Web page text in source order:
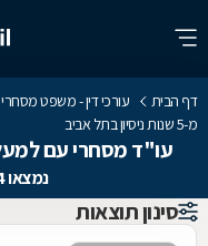
דף הבית עורכי דין - משפט מסחרי
מ-5 שנות ניסיון בתל אביב
עו"ד מסחרי עם
נמצאו 4 עו"ד משפט מסחרי
סינון תוצאות